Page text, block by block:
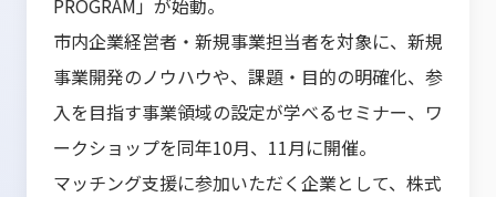
PROGRAM」が始動。
市内企業経営者・新規事業担当者を対象に、新規
事業開発のノウハウや、課題・目的の明確化、参
入を目指す事業領域の設定が学べるセミナー、ワ
ークショップを同年10月、11月に開催。
マッチング支援に参加いただく企業として、株式